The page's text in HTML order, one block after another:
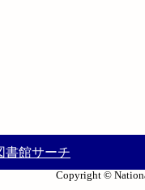
書館サーチ
Copyright ©